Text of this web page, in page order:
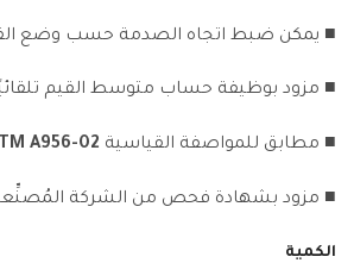
■ يمكن ضبط اتجاه الصدمة حسب وضع
■ مزود بوظيفة حساب متوسط القيم
■ مطابق للمواصفة القياسية A956-02
■ مزود بشهادة فحص من الشركة
الكمية